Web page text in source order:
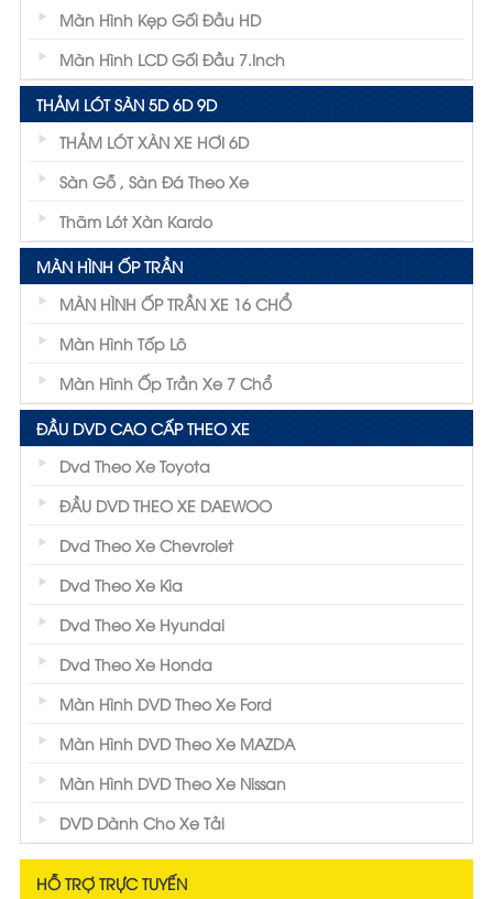
Màn Hình Kẹp Gối Đầu HD
Màn Hình LCD Gối Đầu 7.inch
THẢM LÓT SÀN 5D 6D 9D
THẢM LÓT XÀN XE HƠI 6D
Sàn Gỗ , Sàn Đá Theo Xe
Thãm Lót Xàn Kardo
MÀN HÌNH ỐP TRẦN
MÀN HÌNH ỐP TRẦN XE 16 CHỔ
Màn Hình Tốp Lô
Màn Hình Ốp Trần Xe 7 Chổ
ĐẦU DVD CAO CẤP THEO XE
Dvd Theo Xe Toyota
ĐẦU DVD THEO XE DAEWOO
Dvd Theo Xe Chevrolet
Dvd Theo Xe Kia
Dvd Theo Xe Hyundai
Dvd Theo Xe Honda
Màn Hình DVD Theo Xe Ford
Màn Hình DVD Theo Xe MAZDA
Màn Hình DVD Theo Xe Nissan
DVD Dành Cho Xe Tải
HỖ TRỢ TRỰC TUYẾN